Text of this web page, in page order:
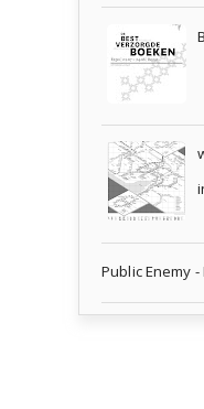
Public Enemy